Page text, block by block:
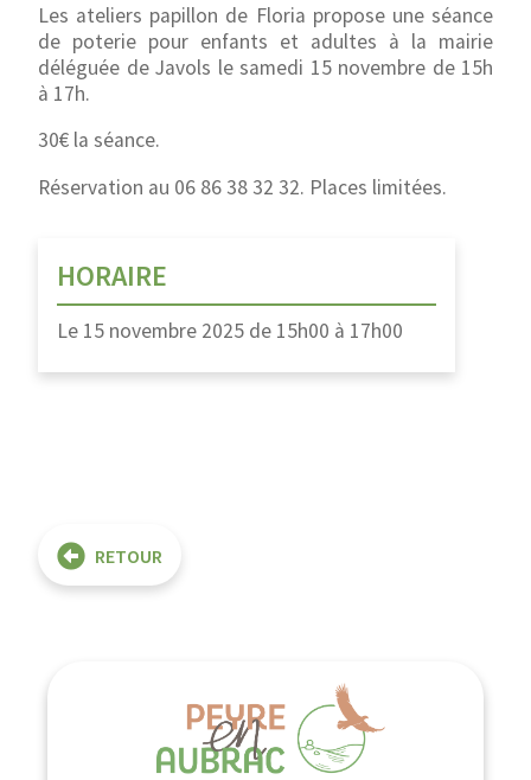
Les ateliers papillon de Floria propose une séance
de poterie pour enfants et adultes à la mairie
déléguée de Javols le samedi 15 novembre de 15h
à 17h.
30€ la séance.
Réservation au 06 86 38 32 32. Places limitées.
HORAIRE
Le 15 novembre 2025 de 15h00 à 17h00
RETOUR